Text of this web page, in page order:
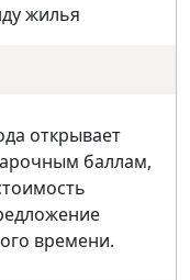
жилья
открывает
баллам,
времени.